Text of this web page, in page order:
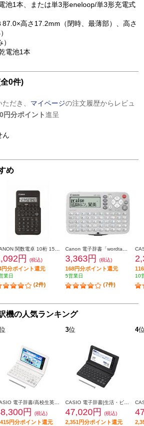
池1本、または単3形eneloop/単3形充電式
高さ17.2mm（閉時、最薄部）、高さ
電池1本
0件)
だき、 マイページの注文履歴からレビュ
円分ポイント進呈
ん
め
円 (税込)
円分ポイント還元
業日
(2件)
3,363円 (税込)
168円分ポイント還元
5営業日
(7件)
10
機の人気ランキング
円 (税込)
円分ポイント還元
3位
47,020円 (税込)
2,351円分ポイント還元
4